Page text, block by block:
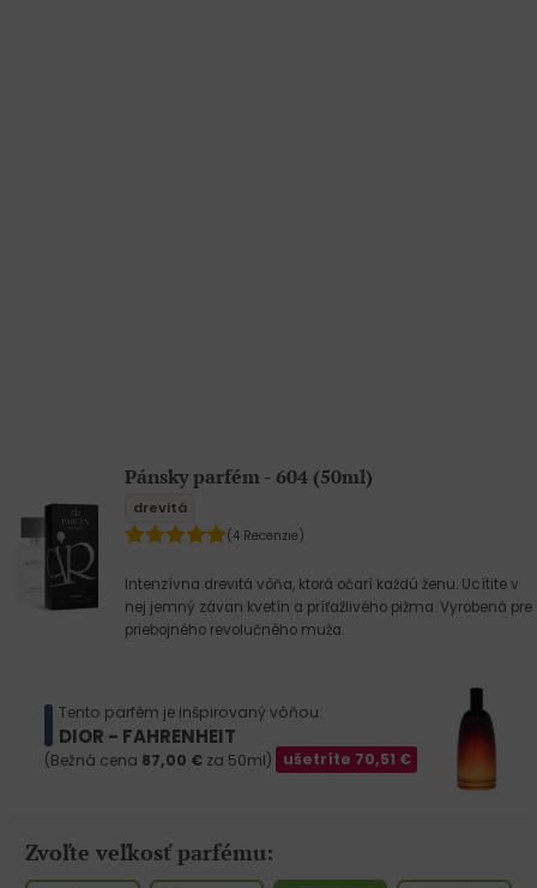
Pánsky parfém - 604 (50ml)
drevitá
(4 Recenzie)
Intenzívna drevitá vôňa, ktorá očarí každú ženu. Ucítite v
nej jemný závan kvetín a príťažlivého pižma. Vyrobená pre
priebojného revolučného muža.
Tento parfém je inšpirovaný vôňou:
DIOR - FAHRENHEIT
(Bežná cena 87,00 € za 50ml) ušetríte 70,51 €
Zvoľte veľkosť parfému: